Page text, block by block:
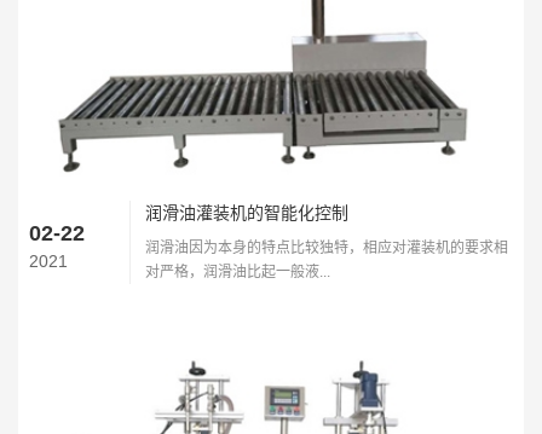
02-22
2021
润滑油灌装机的智能化控制
润滑油因为本身的特点比较独特，相应对灌装机的要求相
对严格，润滑油比起一般液...